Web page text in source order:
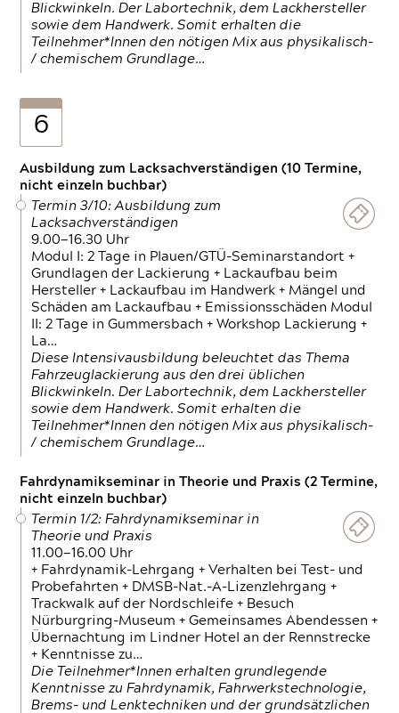
Blickwinkeln. Der Labortechnik, dem Lackhersteller
sowie dem Handwerk. Somit erhalten die
Teilnehmer*Innen den nötigen Mix aus physikalisch-
/ chemischem Grundlage…
6
Ausbildung zum Lacksachverständigen (10 Termine,
nicht einzeln buchbar)
Termin 3/10: Ausbildung zum
Lacksachverständigen
9.00—16.30 Uhr
Modul I: 2 Tage in Plauen/GTÜ-Seminarstandort +
Grundlagen der Lackierung + Lackaufbau beim
Hersteller + Lackaufbau im Handwerk + Mängel und
Schäden am Lackaufbau + Emissionsschäden Modul
II: 2 Tage in Gummersbach + Workshop Lackierung +
La…
Diese Intensivausbildung beleuchtet das Thema
Fahrzeuglackierung aus den drei üblichen
Blickwinkeln. Der Labortechnik, dem Lackhersteller
sowie dem Handwerk. Somit erhalten die
Teilnehmer*Innen den nötigen Mix aus physikalisch-
/ chemischem Grundlage…
Fahrdynamikseminar in Theorie und Praxis (2 Termine,
nicht einzeln buchbar)
Termin 1/2: Fahrdynamikseminar in
Theorie und Praxis
11.00—16.00 Uhr
+ Fahrdynamik-Lehrgang + Verhalten bei Test- und
Probefahrten + DMSB-Nat.-A-Lizenzlehrgang +
Trackwalk auf der Nordschleife + Besuch
Nürburgring-Museum + Gemeinsames Abendessen +
Übernachtung im Lindner Hotel an der Rennstrecke
+ Kenntnisse zu…
Die Teilnehmer*Innen erhalten grundlegende
Kenntnisse zu Fahrdynamik, Fahrwerkstechnologie,
Brems- und Lenktechniken und der grundsätzlichen